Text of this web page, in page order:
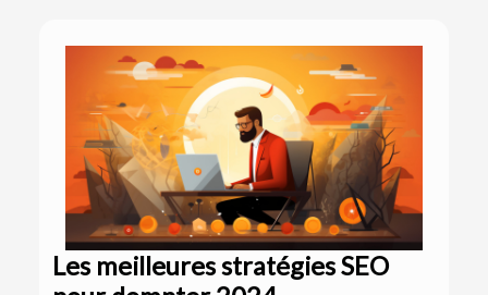
Les meilleures stratégies SEO